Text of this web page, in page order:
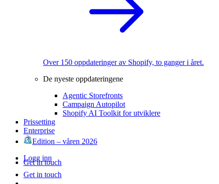
Over 150 oppdateringer av Shopify, to ganger i året.
De nyeste oppdateringene
Agentic Storefronts
Campaign Autopilot
Shopify AI Toolkit for utviklere
Prissetting
Enterprise
Edition – våren 2026
Logg inn
Get in touch
Get in touch